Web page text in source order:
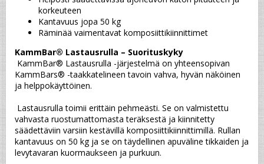
korkeuteen
Kantavuus jopa 50 kg
Räminää vaimentavat komposiittikiinnittimet
KammBar® Lastausrulla – Suorituskyky
KammBars® -taakkatelineen tavoin vahva, hyvän näköinen
ja helppokäyttöinen.
vahvasta ruostumattomasta teräksestä ja kiinnitetty
säädettäviin varsiin kestävillä komposiittikiinnittimillä. Rullan
kantavuus on 50 kg ja se on täydellinen apuväline tikkaiden ja
levytavaran kuormaukseen ja purkuun.